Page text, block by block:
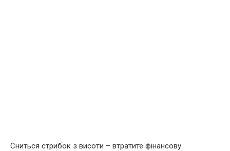
Сниться стрибок з висоти – втратите фінансову